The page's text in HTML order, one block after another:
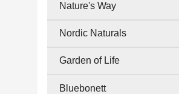
Nature's Way
Nordic Naturals
Garden of Life
Bluebonett